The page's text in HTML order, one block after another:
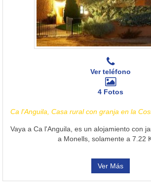
Ver teléfono
4 Fotos
Ca l'Anguila, Casa rural con granja en la
Vaya a Ca l'Anguila, es un alojamiento con
a Monells, solamente a 7.22
Ver Más